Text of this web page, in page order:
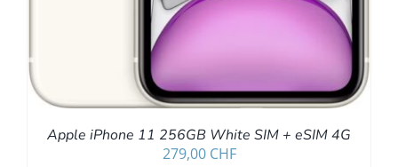
Apple iPhone 11 256GB White SIM + eSIM 4G
279,00 CHF